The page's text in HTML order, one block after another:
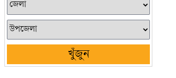
খুঁজুন